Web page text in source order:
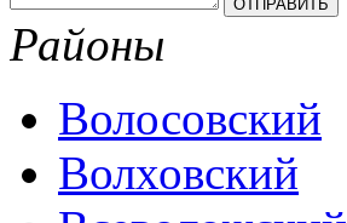
Районы
Волосовский
Волховский